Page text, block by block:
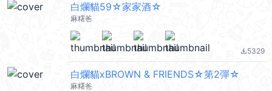
白爛貓59☆家家酒☆
麻糬爸
file_download5329
白爛貓xBROWN & FRIENDS☆第2彈☆
麻糬爸